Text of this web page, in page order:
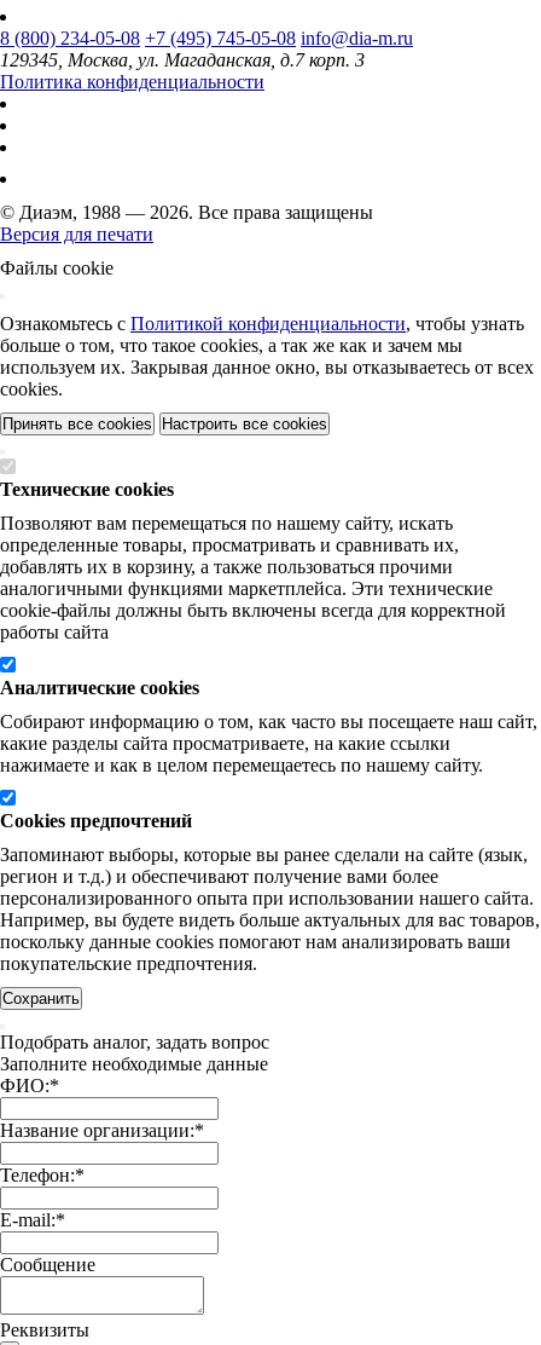
8 (800) 234-05-08 +7 (495) 745-05-08 info@dia-m.ru
129345, Москва, ул. Магаданская, д.7 корп. 3
Политика конфиденциальности
© Диаэм, 1988 — 2026. Все права защищены
Версия для печати
Файлы cookie
Ознакомьтесь с Политикой конфиденциальности, чтобы узнать
больше о том, что такое cookies, а так же как и зачем мы
используем их. Закрывая данное окно, вы отказываетесь от всех
cookies.
Принять все cookies Настроить все cookies
Технические cookies
Позволяют вам перемещаться по нашему сайту, искать
определенные товары, просматривать и сравнивать их,
добавлять их в корзину, а также пользоваться прочими
аналогичными функциями маркетплейса. Эти технические
cookie-файлы должны быть включены всегда для корректной
работы сайта
Аналитические cookies
Собирают информацию о том, как часто вы посещаете наш сайт,
какие разделы сайта просматриваете, на какие ссылки
нажимаете и как в целом перемещаетесь по нашему сайту.
Cookies предпочтений
Запоминают выборы, которые вы ранее сделали на сайте (язык,
регион и т.д.) и обеспечивают получение вами более
персонализированного опыта при использовании нашего сайта.
Например, вы будете видеть больше актуальных для вас товаров,
поскольку данные cookies помогают нам анализировать ваши
покупательские предпочтения.
Сохранить
Подобрать аналог, задать вопрос
Заполните необходимые данные
ФИО:*
Название организации:*
Телефон:*
E-mail:*
Сообщение
Реквизиты